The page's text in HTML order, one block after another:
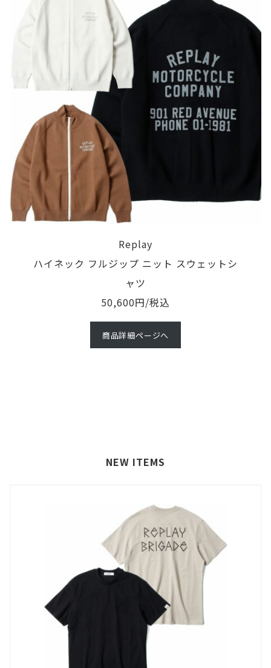
Replay
ハイネック フルジップ ニット スウェットシ
ャツ
50,600円/税込
商品詳細ページへ
NEW ITEMS